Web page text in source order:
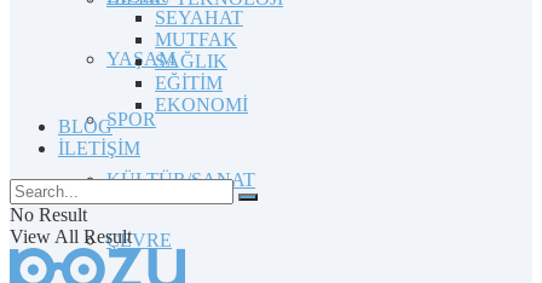
YAŞAM
SPOR
KÜLTÜR/SANAT
ÇEVRE
SEYAHAT
MUTFAK
SAĞLIK
EĞİTİM
EKONOMİ
BLOG
İLETİŞİM
No Result
View All Result